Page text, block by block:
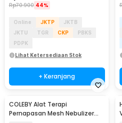
Rp70.900 44%
Online JKTP
JKTB
JKTU
TGR CKP
PBKS
PDPK
Lihat Ketersediaan Stok
+ Keranjang
COLEBY Alat Terapi
Pernapasan Mesh Nebulizer